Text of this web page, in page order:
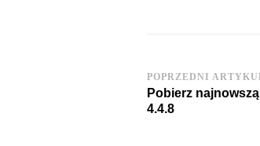
Post
Navigation
POPRZEDNI
Pobierz
4.4.8